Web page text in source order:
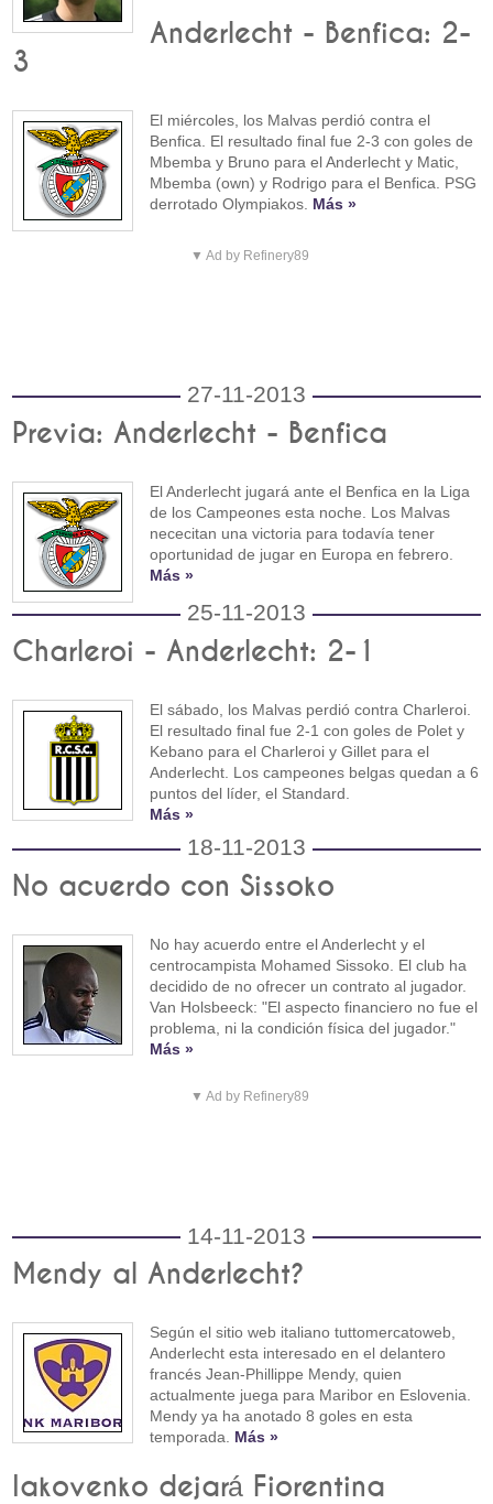
Anderlecht - Benfica: 2-
3
El miércoles, los Malvas perdió contra el
Benfica. El resultado final fue 2-3 con goles de
Mbemba y Bruno para el Anderlecht y Matic,
Mbemba (own) y Rodrigo para el Benfica. PSG
derrotado Olympiakos. Más »
▼ Ad by Refinery89
27-11-2013
Previa: Anderlecht - Benfica
El Anderlecht jugará ante el Benfica en la Liga
de los Campeones esta noche. Los Malvas
nececitan una victoria para todavía tener
oportunidad de jugar en Europa en febrero.
Más »
25-11-2013
Charleroi - Anderlecht: 2-1
El sábado, los Malvas perdió contra Charleroi.
El resultado final fue 2-1 con goles de Polet y
Kebano para el Charleroi y Gillet para el
Anderlecht. Los campeones belgas quedan a 6
puntos del líder, el Standard.
Más »
18-11-2013
No acuerdo con Sissoko
No hay acuerdo entre el Anderlecht y el
centrocampista Mohamed Sissoko. El club ha
decidido de no ofrecer un contrato al jugador.
Van Holsbeeck: "El aspecto financiero no fue el
problema, ni la condición física del jugador."
Más »
▼ Ad by Refinery89
14-11-2013
Mendy al Anderlecht?
Según el sitio web italiano tuttomercatoweb,
Anderlecht esta interesado en el delantero
francés Jean-Phillippe Mendy, quien
actualmente juega para Maribor en Eslovenia.
Mendy ya ha anotado 8 goles en esta
temporada. Más »
Iakovenko dejará Fiorentina